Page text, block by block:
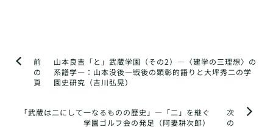
前
の
頁
山本良吉「と」武蔵学園（その2）―〈建学の三理想〉の
系譜学―：山本没後―戦後の顕彰的語りと大坪秀二の学
園史研究（吉川弘晃）
次
の
「武蔵は二にして一なるものの歴史」―「二」を継ぐ
学園ゴルフ会の発足（阿妻耕次郎）